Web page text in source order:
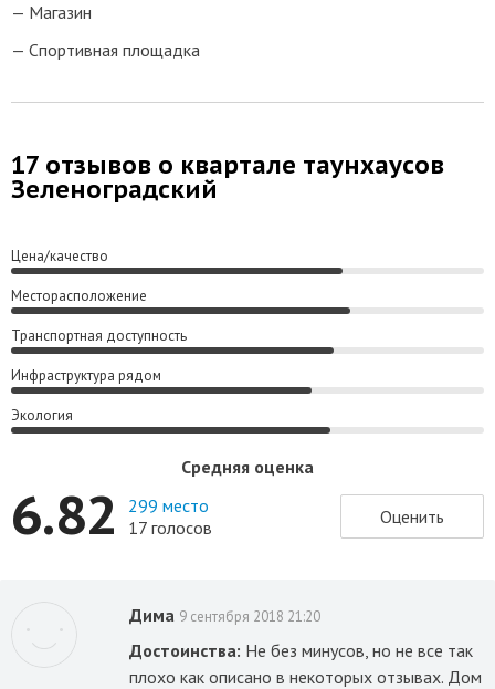
Магазин
Спортивная площадка
17 отзывов о квартале таунхаусов
Зеленоградский
Цена/качество
Месторасположение
Транспортная доступность
Инфраструктура рядом
Экология
Средняя оценка
6.82
299 место
17 голосов
Оценить
Дима 9 сентября 2018 21:20
Достоинства: Не без минусов, но не все так
плохо как описано в некоторых отзывах. Дом